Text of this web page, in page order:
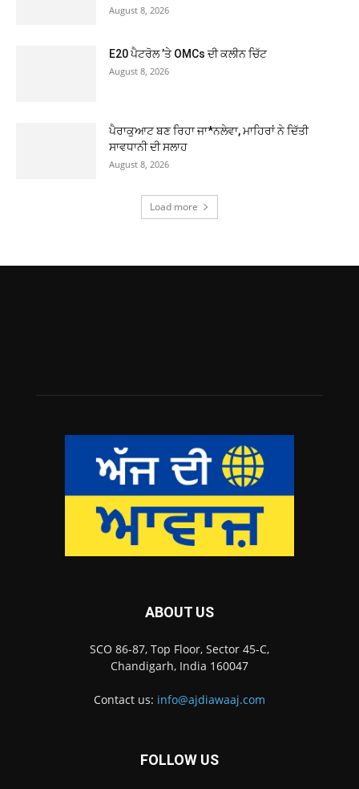
August 8, 2026
E20 ਪੈਟਰੋਲ ’ਤੇ OMCs ਦੀ ਕਲੀਨ ਚਿੱਟ
August 8, 2026
ਪੈਰਾਕੁਆਟ ਬਣ ਰਿਹਾ ਜਾ*ਨਲੇਵਾ, ਮਾਹਿਰਾਂ ਨੇ ਦਿੱਤੀ
ਸਾਵਧਾਨੀ ਦੀ ਸਲਾਹ
August 8, 2026
Load more
ABOUT US
SCO 86-87, Top Floor, Sector 45-C,
Chandigarh, India 160047
Contact us: info@ajdiawaaj.com
FOLLOW US